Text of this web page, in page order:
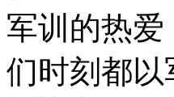
军训的热
们时刻都